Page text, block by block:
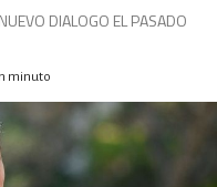
DIALOGO EL PASADO
minuto